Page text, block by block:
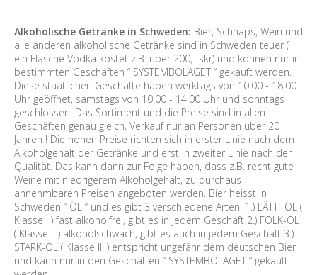
Alkoholische Getränke in Schweden: Bier, Schnaps, Wein und
alle anderen alkoholische Getränke sind in Schweden teuer (
ein Flasche Vodka kostet z.B. über 200,- skr) und können nur in
bestimmten Geschäften “ SYSTEMBOLAGET “ gekauft werden.
Diese staatlichen Geschäfte haben werktags von 10.00 - 18.00
Uhr geöffnet, samstags von 10.00 - 14.00 Uhr und sonntags
geschlossen. Das Sortiment und die Preise sind in allen
Geschäften genau gleich, Verkauf nur an Personen über 20
Jahren ! Die hohen Preise richten sich in erster Linie nach dem
Alkoholgehalt der Getränke und erst in zweiter Linie nach der
Qualität. Das kann dann zur Folge haben, dass z.B. recht gute
Weine mit niedrigerem Alkoholgehalt, zu durchaus
annehmbaren Preisen angeboten werden. Bier heisst in
Schweden “ ÖL “ und es gibt 3 verschiedene Arten: 1.) LÄTT- ÖL (
Klasse I ) fast alkoholfrei, gibt es in jedem Geschäft 2.) FOLK-ÖL
( Klasse II ) alkoholschwach, gibt es auch in jedem Geschäft 3.)
STARK-ÖL ( Klasse III ) entspricht ungefähr dem deutschen Bier
und kann nur in den Geschäften “ SYSTEMBOLAGET “ gekauft